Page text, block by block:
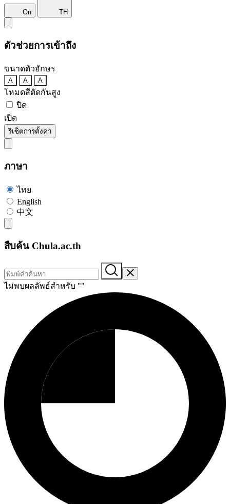
On TH
ตัวช่วยการเข้าถึง
ขนาดตัวอักษร
A A A
โหมดสีตัดกันสูง
ปิด
เปิด
รีเซ็ตการตั้งค่า
ภาษา
ไทย
English
中文
สืบค้น Chula.ac.th
ไม่พบผลลัพธ์สำหรับ ""